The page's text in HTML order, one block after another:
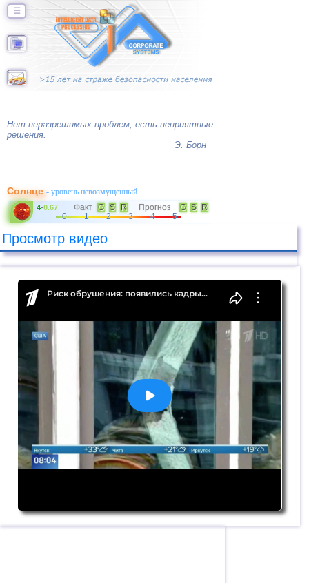
☰
Нет неразрешимых проблем, есть неприятные
решения.
Э. Борн
Солнце- уровень невозмущенный
4-0.67 Факт G S R Прогноз G S
R
0
1 2 3 4 5
Просмотр видео